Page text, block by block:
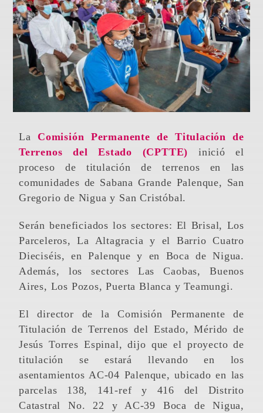
La Comisión Permanente de Titulación de
Terrenos del Estado (CPTTE) inició el
proceso de titulación de terrenos en las
comunidades de Sabana Grande Palenque, San
Gregorio de Nigua y San Cristóbal.
Serán beneficiados los sectores: El Brisal, Los
Parceleros, La Altagracia y el Barrio Cuatro
Dieciséis, en Palenque y en Boca de Nigua.
Además, los sectores Las Caobas, Buenos
Aires, Los Pozos, Puerta Blanca y Teamungi.
El director de la Comisión Permanente de
Titulación de Terrenos del Estado, Mérido de
Jesús Torres Espinal, dijo que el proyecto de
titulación se estará llevando en los
asentamientos AC-04 Palenque, ubicado en las
parcelas 138, 141-ref y 416 del Distrito
Catastral No. 22 y AC-39 Boca de Nigua,